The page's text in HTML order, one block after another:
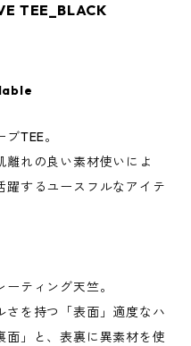
TEE_BLACK
TEE。
離れの良い素材使いによ
躍するユースフルなアイテ
ティング天竺。
さを持つ「表面」適度なハ
面」と、表裏に異素材を使